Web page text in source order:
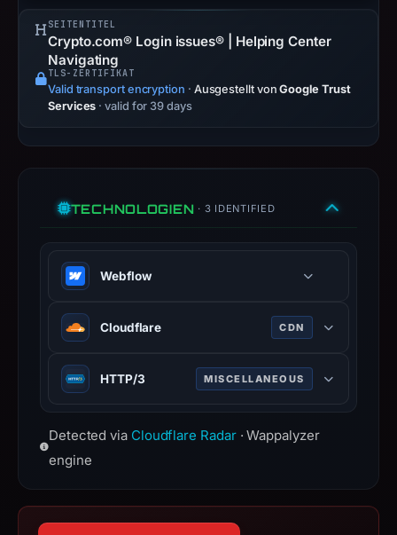
Negative
missing
do
registrar
apparent
Crypto.com.
may
changed
since
SEITENTITEL
Crypto.com® Login issues® | Helping Center
Navigating
TLS-ZERTIFIKAT
Valid transport encryption · Ausgestellt vonGoogle Trust
Services · valid for 39 days
TECHNOLOGIEN · 3 IDENTIFIED
Webflow
Visual website builder with hosted
publishing.
Cloudflare CDN
Web infrastructure and security
company providing CDN, DDoS
www.cloudflare.com
HTTP/3 MISCELLANEOUS
Third major version of HTTP
protocol, built on QUIC for faster,
Detected via Cloudflare Radar· Wappalyzer
engine